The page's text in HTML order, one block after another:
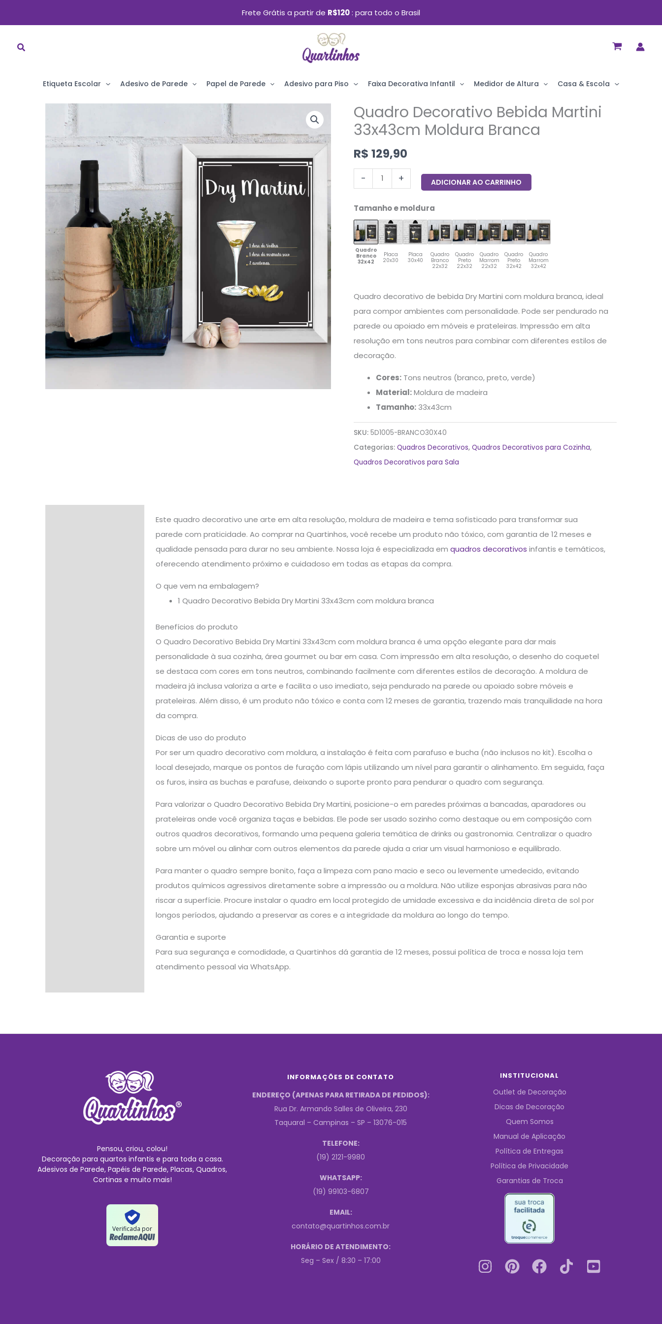
Ir
Frete Grátis a partir de R$120 para todo o Brasil
Etiqueta Escolar Adesivo de Parede Papel de Parede Adesivo para Piso Faixa Decorativa Infantil Medidor de Altura Casa & Escola
Quadro Decorativo Bebida Martini
33x43cm Moldura Branca
R$ 129,90
-
Quadro
Decorativo
Martini
33x43cm
Moldura
quantidade
+ ADICIONAR AO CARRINHO
Tamanho e moldura
Quadro
Branco
32x42
Placa
20x30
Placa
30x40
Quadro
Branco
22x32
Quadro
Preto
22x32
Quadro
Marrom
22x32
Quadro
Preto
32x42
Quadro
Marrom
32x42
Quadro decorativo de bebida Dry Martini com moldura branca, ideal
para compor ambientes com personalidade. Pode ser pendurado na
parede ou apoiado em móveis e prateleiras. Impressão em alta
resolução em tons neutros para combinar com diferentes estilos de
decoração.
Cores: Tons neutros (branco, preto, verde)
Material:Moldura de madeira
Tamanho: 33x43cm
SKU:5D1005-BRANCO30X40
Categorias:Quadros Decorativos,Quadros Decorativos para Cozinha,
Quadros Decorativos para Sala
Este quadro decorativo une arte em alta resolução, moldura de madeira e tema sofisticado para transformar sua
parede com praticidade. Ao comprar na Quartinhos, você recebe um produto não tóxico, com garantia de 12 meses e
qualidade pensada para durar no seu ambiente. Nossa loja é especializada em quadros decorativos infantis e temáticos,
oferecendo atendimento próximo e cuidadoso em todas as etapas da compra.
O que vem na embalagem?
1 Quadro Decorativo Bebida Dry Martini 33x43cm com moldura branca
Benefícios do produto
O Quadro Decorativo Bebida Dry Martini 33x43cm com moldura branca é uma opção elegante para dar mais
personalidade à sua cozinha, área gourmet ou bar em casa. Com impressão em alta resolução, o desenho do coquetel
se destaca com cores em tons neutros, combinando facilmente com diferentes estilos de decoração. A moldura de
madeira já inclusa valoriza a arte e facilita o uso imediato, seja pendurado na parede ou apoiado sobre móveis e
prateleiras. Além disso, é um produto não tóxico e conta com 12 meses de garantia, trazendo mais tranquilidade na hora
da compra.
Dicas de uso do produto
Por ser um quadro decorativo com moldura, a instalação é feita com parafuso e bucha (não inclusos no kit). Escolha o
local desejado, marque os pontos de furação com lápis utilizando um nível para garantir o alinhamento. Em seguida, faça
os furos, insira as buchas e parafuse, deixando o suporte pronto para pendurar o quadro com segurança.
Para valorizar o Quadro Decorativo Bebida Dry Martini, posicione-o em paredes próximas a bancadas, aparadores ou
prateleiras onde você organiza taças e bebidas. Ele pode ser usado sozinho como destaque ou em composição com
outros quadros decorativos, formando uma pequena galeria temática de drinks ou gastronomia. Centralizar o quadro
sobre um móvel ou alinhar com outros elementos da parede ajuda a criar um visual harmonioso e equilibrado.
Para manter o quadro sempre bonito, faça a limpeza com pano macio e seco ou levemente umedecido, evitando
produtos químicos agressivos diretamente sobre a impressão ou a moldura. Não utilize esponjas abrasivas para não
riscar a superfície. Procure instalar o quadro em local protegido de umidade excessiva e da incidência direta de sol por
longos períodos, ajudando a preservar as cores e a integridade da moldura ao longo do tempo.
Garantia e suporte
Para sua segurança e comodidade, a Quartinhos dá garantia de 12 meses, possui política de troca e nossa loja tem
atendimento pessoal via WhatsApp.
Pensou, criou, colou!
Decoração para quartos infantis e para toda a casa.
Adesivos de Parede, Papéis de Parede, Placas, Quadros,
Cortinas e muito mais!
Verificada por
INFORMAÇÕES DE CONTATO
ENDEREÇO (APENAS PARA RETIRADA DE PEDIDOS):
Rua Dr. Armando Salles de Oliveira, 230
Taquaral – Campinas – SP – 13076-015
TELEFONE:
(19) 2121-9980
WHATSAPP:
(19) 99103-6807
EMAIL:
contato@quartinhos.com.br
HORÁRIO DE ATENDIMENTO:
Seg – Sex / 8:30 – 17:00
INSTITUCIONAL
Outlet de Decoração
Dicas de Decoração
Quem Somos
Manual de Aplicação
Política de Entregas
Política de Privacidade
Garantias de Troca